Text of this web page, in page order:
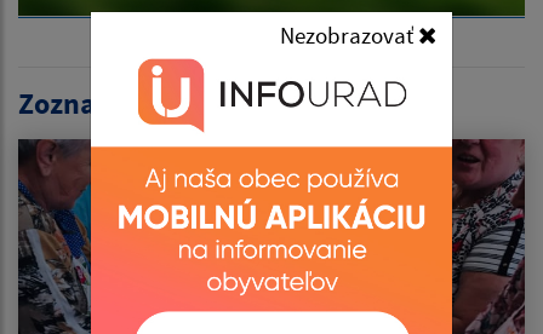
Nezobrazovať
Zoznam aktualít: